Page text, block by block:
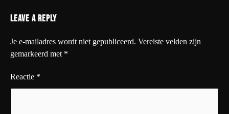
Leave a Reply
Je e-mailadres wordt niet gepubliceerd. Vereiste velden zijn
gemarkeerd met *
Reactie *